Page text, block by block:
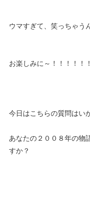
ウマすぎて、笑っちゃう
お楽しみに～！！！！！
今日はこちらの質問はい
あなたの２００８年の物
すか？